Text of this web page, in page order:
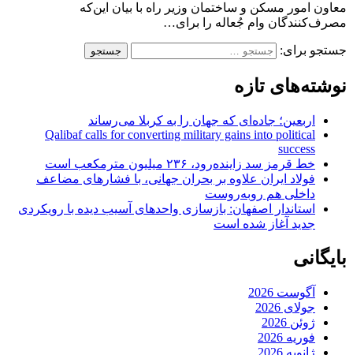
معاون امور مسکن و ساختمان وزیر راه با بیان این‌که
مصرف‌کنندگان وام جُعاله را برای…
جستجو برای:
نوشته‌های تازه
اربعین؛ جاده‌ای که جهان را به کربلا می‌رساند
Qalibaf calls for converting military gains into political
success
خط قرمز سد زاینده‌رود، ۲۳۶ میلیون مترمکعب است
فولاد ایران علاوه بر بحران جهانی، با فشارهای مضاعف
داخلی هم روبه‌روست
استاندار اصفهان: بازسازی واحدهای آسیب دیده با رویکردی
جدید آغاز شده است
بایگانی
آگوست 2026
جولای 2026
ژوئن 2026
فوریه 2026
ژانویه 2026